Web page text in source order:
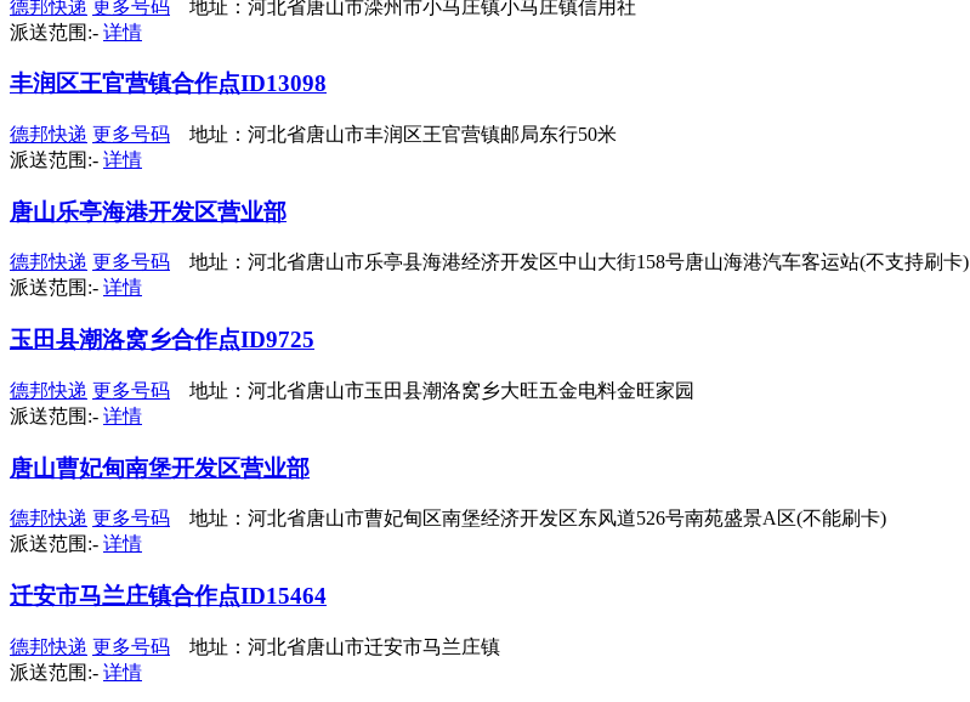
德邦快递 更多号码 地址：河北省唐山市滦州市小马庄镇小马庄镇信用社
派送范围:- 详情
丰润区王官营镇合作点ID13098
德邦快递 更多号码 地址：河北省唐山市丰润区王官营镇邮局东行50米
派送范围:- 详情
唐山乐亭海港开发区营业部
德邦快递 更多号码 地址：河北省唐山市乐亭县海港经济开发区中山大街158号唐山海港汽车客运站(不支持刷卡)
派送范围:- 详情
玉田县潮洛窝乡合作点ID9725
德邦快递 更多号码 地址：河北省唐山市玉田县潮洛窝乡大旺五金电料金旺家园
派送范围:- 详情
唐山曹妃甸南堡开发区营业部
德邦快递 更多号码 地址：河北省唐山市曹妃甸区南堡经济开发区东风道526号南苑盛景A区(不能刷卡)
派送范围:- 详情
迁安市马兰庄镇合作点ID15464
德邦快递 更多号码 地址：河北省唐山市迁安市马兰庄镇
派送范围:- 详情